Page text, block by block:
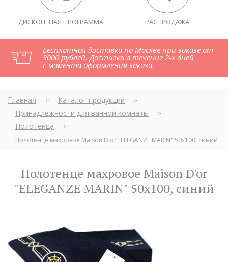
ДИСКОНТНАЯ ПРОГРАММА РАСПРОДАЖА
Бесплатная доставка по Москве при заказе от
3000 рублей. Доставка в течение 2-х дней
с момента оформления заказа.
Главная > Каталог продукции >
Принадлежности для ванной комнаты >
Полотенца
>
Полотенце махровое Maison D'or "ELEGANZE MARIN" 50х100, синий
Полотенце махровое Maison D'or
"ELEGANZE MARIN" 50х100, синий